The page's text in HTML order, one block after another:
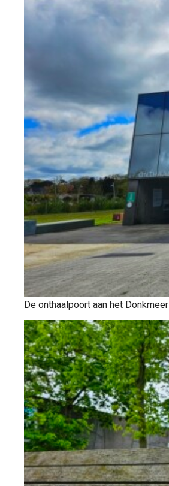
De onthaalpoort aan het Donkmeer